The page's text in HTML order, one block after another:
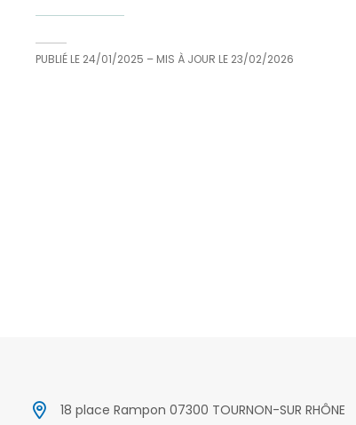
PUBLIÉ LE 24/01/2025 – MIS À JOUR LE 23/02/2026
18 place Rampon 07300 TOURNON-SUR RHÔNE